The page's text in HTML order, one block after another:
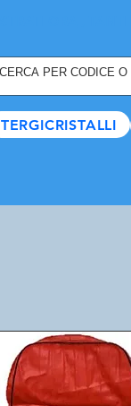
TERGICRISTALLI